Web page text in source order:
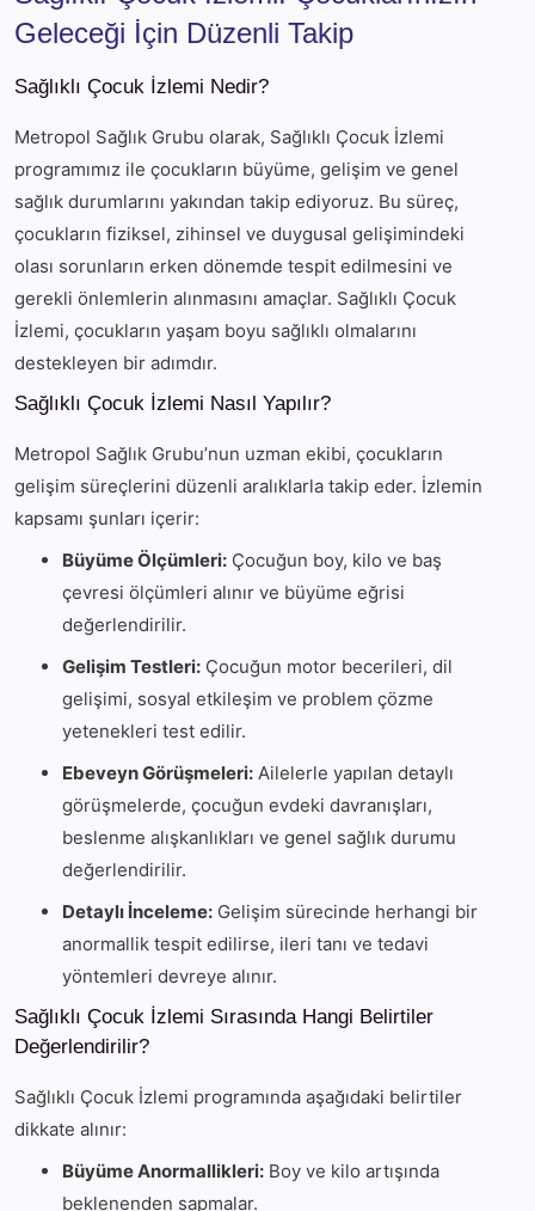
Geleceği İçin Düzenli Takip
Sağlıklı Çocuk İzlemi Nedir?
Metropol Sağlık Grubu olarak, Sağlıklı Çocuk İzlemi
programımız ile çocukların büyüme, gelişim ve genel
sağlık durumlarını yakından takip ediyoruz. Bu süreç,
çocukların fiziksel, zihinsel ve duygusal gelişimindeki
olası sorunların erken dönemde tespit edilmesini ve
gerekli önlemlerin alınmasını amaçlar. Sağlıklı Çocuk
İzlemi, çocukların yaşam boyu sağlıklı olmalarını
destekleyen bir adımdır.
Sağlıklı Çocuk İzlemi Nasıl Yapılır?
Metropol Sağlık Grubu’nun uzman ekibi, çocukların
gelişim süreçlerini düzenli aralıklarla takip eder. İzlemin
kapsamı şunları içerir:
Büyüme Ölçümleri: Çocuğun boy, kilo ve baş
çevresi ölçümleri alınır ve büyüme eğrisi
değerlendirilir.
Gelişim Testleri: Çocuğun motor becerileri, dil
gelişimi, sosyal etkileşim ve problem çözme
yetenekleri test edilir.
Ebeveyn Görüşmeleri: Ailelerle yapılan detaylı
görüşmelerde, çocuğun evdeki davranışları,
beslenme alışkanlıkları ve genel sağlık durumu
değerlendirilir.
Detaylı İnceleme: Gelişim sürecinde herhangi bir
anormallik tespit edilirse, ileri tanı ve tedavi
yöntemleri devreye alınır.
Sağlıklı Çocuk İzlemi Sırasında Hangi Belirtiler
Değerlendirilir?
Sağlıklı Çocuk İzlemi programında aşağıdaki belirtiler
dikkate alınır:
Büyüme Anormallikleri: Boy ve kilo artışında
beklenenden sapmalar.